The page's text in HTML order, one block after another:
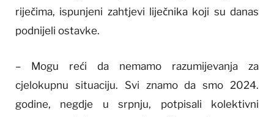
riječima, ispunjeni zahtjevi liječnika koji su danas
podnijeli ostavke.
– Mogu reći da nemamo razumijevanja za
cjelokupnu situaciju. Svi znamo da smo 2024.
godine, negdje u srpnju, potpisali kolektivni